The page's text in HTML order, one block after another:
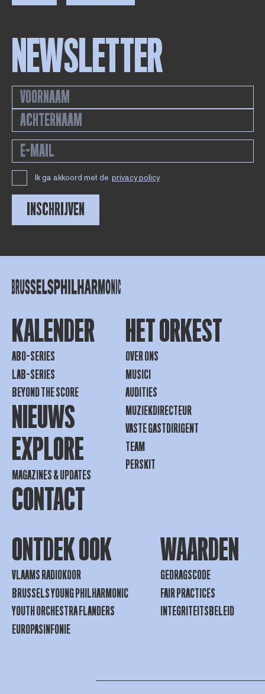
NEWSLETTER
Ik ga akkoord met de privacy policy
INSCHRIJVEN
KALENDER
ABO-SERIES
LAB-SERIES
BEYOND THE SCORE
NIEUWS
EXPLORE
MAGAZINES & UPDATES
CONTACT
HET ORKEST
OVER ONS
MUSICI
AUDITIES
MUZIEKDIRECTEUR
VASTE GASTDIRIGENT
TEAM
PERSKIT
ONTDEK OOK
VLAAMS RADIOKOOR
BRUSSELS YOUNG PHILHARMONIC
YOUTH ORCHESTRA FLANDERS
EUROPASINFONIE
WAARDEN
GEDRAGSCODE
FAIR PRACTICES
INTEGRITEITSBELEID